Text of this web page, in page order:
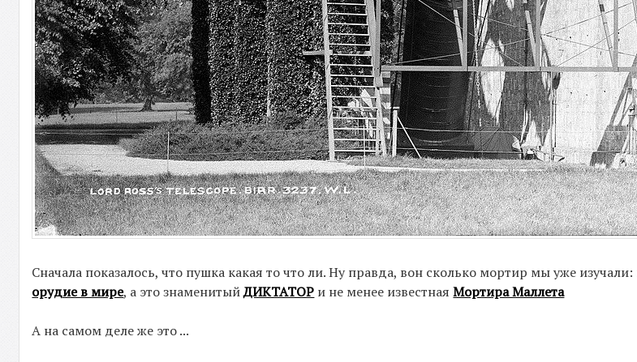
Сначала показалось, что пушка какая то что ли. Ну правда, вон сколько мортир мы уже изучали:
орудие в мире, а это знаменитыйДИКТАТОР и не менее известнаяМортира Маллета
А на самом деле же это ...